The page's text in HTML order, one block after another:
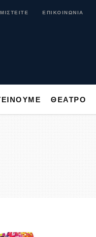
ΕΠΙΚΟΙΝΩΝΙΑ
ΘΕΑΤΡΟ
ΘΕΑΤΡΟ